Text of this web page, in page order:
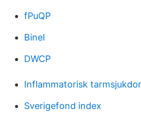
fPuQP
BineI
DWCP
Inflammatorisk
Sverigefond index